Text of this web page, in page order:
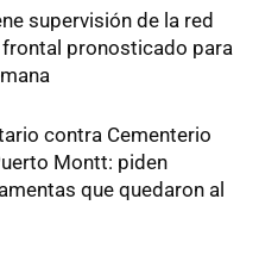
supervisión de la red
pronosticado para
contra Cementerio
Montt: piden
que quedaron al